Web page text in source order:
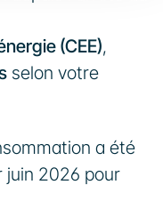
(CEE),
selon votre
a été
juin 2026 pour